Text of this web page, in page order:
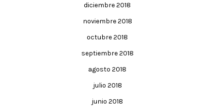
diciembre 2018
noviembre 2018
octubre 2018
septiembre 2018
agosto 2018
julio 2018
junio 2018